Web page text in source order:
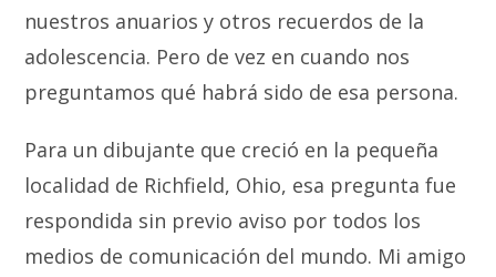
nuestros anuarios y otros recuerdos de la
adolescencia. Pero de vez en cuando nos
preguntamos qué habrá sido de esa persona.
Para un dibujante que creció en la pequeña
localidad de Richfield, Ohio, esa pregunta fue
respondida sin previo aviso por todos los
medios de comunicación del mundo. Mi amigo